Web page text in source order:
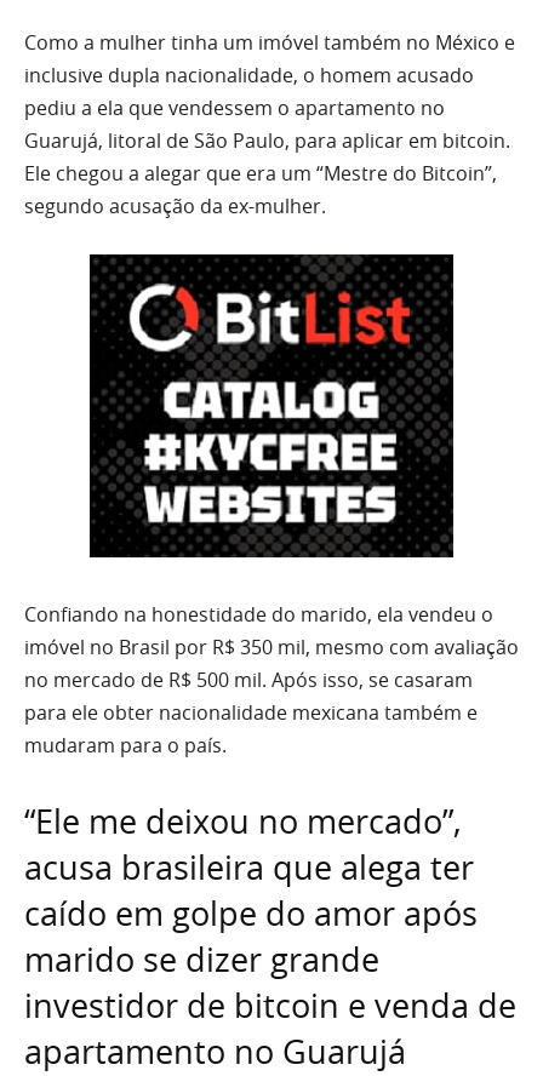
Como a mulher tinha um imóvel também no México e
inclusive dupla nacionalidade, o homem acusado
pediu a ela que vendessem o apartamento no
Guarujá, litoral de São Paulo, para aplicar em bitcoin.
Ele chegou a alegar que era um “Mestre do Bitcoin”,
segundo acusação da ex-mulher.
Confiando na honestidade do marido, ela vendeu o
imóvel no Brasil por R$ 350 mil, mesmo com avaliação
no mercado de R$ 500 mil. Após isso, se casaram
para ele obter nacionalidade mexicana também e
mudaram para o país.
“Ele me deixou no mercado”,
acusa brasileira que alega ter
caído em golpe do amor após
marido se dizer grande
investidor de bitcoin e venda de
apartamento no Guarujá